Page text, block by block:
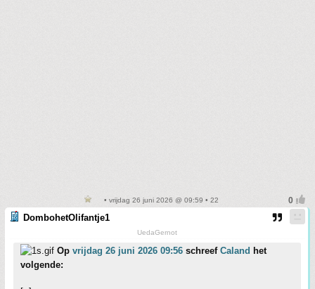
• vrijdag 26 juni 2026 @ 09:59 • 22
DombohetOlifantje1
UedaGernot
Op vrijdag 26 juni 2026 09:56 schreef Caland het
volgende: